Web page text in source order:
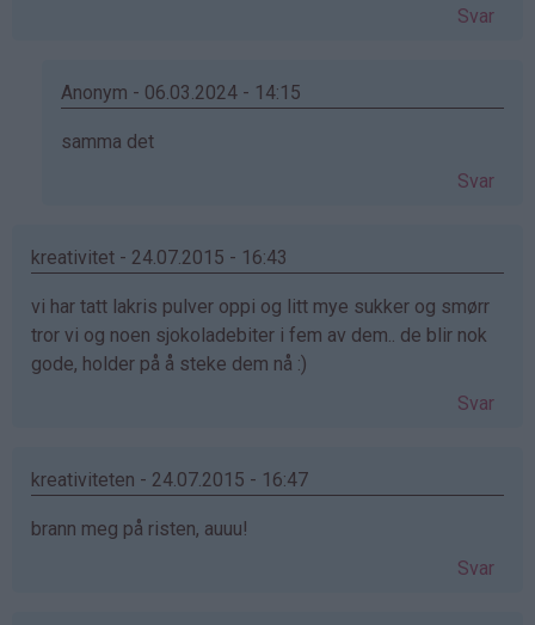
Svar
Anonym - 06.03.2024 - 14:15
Som
Emma
bekreftet)
samma det
Svar
kreativitet - 24.07.2015 - 16:43
vi har tatt lakris pulver oppi og litt mye sukker og smørr
tror vi og noen sjokoladebiter i fem av dem.. de blir nok
gode, holder på å steke dem nå :)
Svar
kreativiteten - 24.07.2015 - 16:47
brann meg på risten, auuu!
Svar